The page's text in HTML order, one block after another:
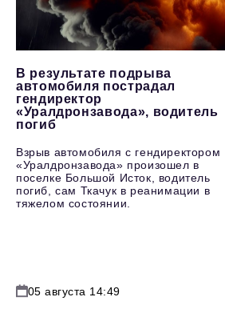
В результате подрыва
автомобиля пострадал
гендиректор
«Уралдронзавода», водитель
погиб
Взрыв автомобиля с гендиректором
«Уралдронзавода» произошел в
поселке Большой Исток, водитель
погиб, сам Ткачук в реанимации в
тяжелом состоянии.
05 августа 14:49